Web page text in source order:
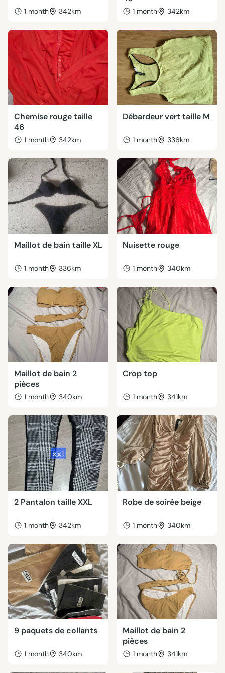
1 month 342km 1 month 342km
Chemise rouge taille
46
1 month 342km
Débardeur vert taille M
1 month 336km
Maillot de bain taille XL
1 month 336km
Nuisette rouge
1 month 340km
Maillot de bain 2
pièces
1 month 340km
Crop top
1 month 341km
2 Pantalon taille XXL
1 month 342km
Robe de soirée beige
1 month 340km
9 paquets de collants
1 month 340km
Maillot de bain 2
pièces
1 month 341km